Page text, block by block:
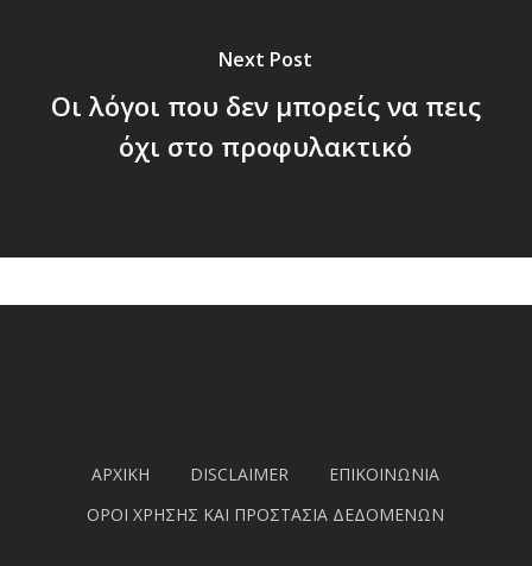
Next Post
Οι λόγοι που δεν μπορείς να πεις
όχι στο προφυλακτικό
ΑΡΧΙΚΗ DISCLAIMER
ΕΠΙΚΟΙΝΩΝΙΑ
ΟΡΟΙ ΧΡΗΣΗΣ ΚΑΙ ΠΡΟΣΤΑΣΙΑ ΔΕΔΟΜΕΝΩΝ